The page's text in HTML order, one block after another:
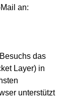
an:
das
Layer) in
unterstützt